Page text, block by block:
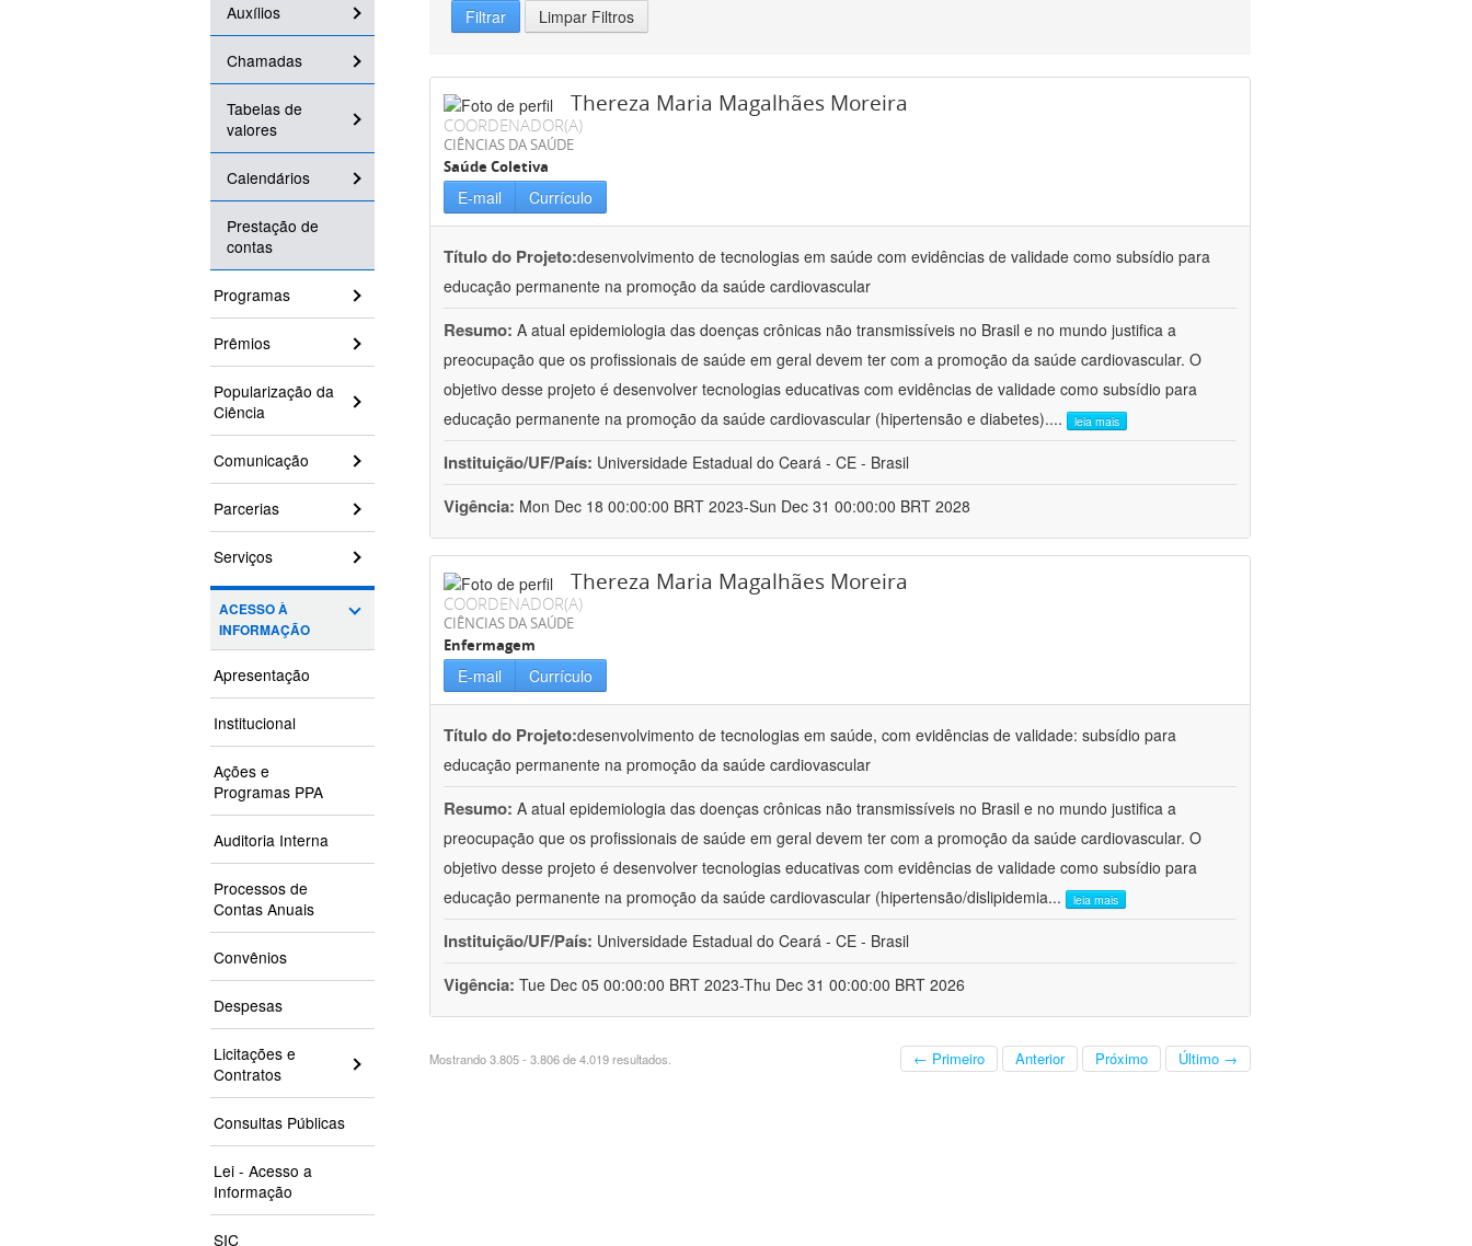
Auxílios
Chamadas
Tabelas de
valores
Calendários
Prestação de
contas
Programas
Prêmios
Popularização da
Ciência
Comunicação
Parcerias
Serviços
ACESSO À
INFORMAÇÃO
Apresentação
Institucional
Ações e
Programas PPA
Auditoria Interna
Processos de
Contas Anuais
Convênios
Despesas
Licitações e
Contratos
Consultas Públicas
Lei - Acesso a
Informação
SIC
Filtrar Limpar Filtros
Thereza Maria Magalhães Moreira
COORDENADOR(A)
CIÊNCIAS DA SAÚDE
Saúde Coletiva
E-mail Currículo
Título do Projeto:desenvolvimento de tecnologias em saúde com evidências de validade como subsídio para
educação permanente na promoção da saúde cardiovascular
Resumo: A atual epidemiologia das doenças crônicas não transmissíveis no Brasil e no mundo justifica a
preocupação que os profissionais de saúde em geral devem ter com a promoção da saúde cardiovascular. O
objetivo desse projeto é desenvolver tecnologias educativas com evidências de validade como subsídio para
educação permanente na promoção da saúde cardiovascular (hipertensão e diabetes).... leia mais
Instituição/UF/País: Universidade Estadual do Ceará - CE - Brasil
Vigência: Mon Dec 18 00:00:00 BRT 2023-Sun Dec 31 00:00:00 BRT 2028
Thereza Maria Magalhães Moreira
COORDENADOR(A)
CIÊNCIAS DA SAÚDE
Enfermagem
E-mail Currículo
Título do Projeto:desenvolvimento de tecnologias em saúde, com evidências de validade: subsídio para
educação permanente na promoção da saúde cardiovascular
Resumo: A atual epidemiologia das doenças crônicas não transmissíveis no Brasil e no mundo justifica a
preocupação que os profissionais de saúde em geral devem ter com a promoção da saúde cardiovascular. O
objetivo desse projeto é desenvolver tecnologias educativas com evidências de validade como subsídio para
educação permanente na promoção da saúde cardiovascular (hipertensão/dislipidemia... leia mais
Instituição/UF/País: Universidade Estadual do Ceará - CE - Brasil
Vigência: Tue Dec 05 00:00:00 BRT 2023-Thu Dec 31 00:00:00 BRT 2026
Mostrando 3.805 - 3.806 de 4.019 resultados. ← Primeiro Anterior Próximo Último →